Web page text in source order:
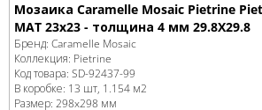
Мозаика Caramelle Mosaic Pietrine
MAT 23x23 - толщина 4 мм 29.8X29.8
Бренд: Caramelle Mosaic
Коллекция: Pietrine
Код товара: SD-92437-99
В коробке: 13 шт, 1.154 м2
Размер: 298x298 мм